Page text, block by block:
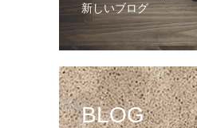
新しいブログ
BLOG